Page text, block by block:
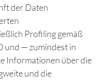
der Daten
Profiling gemäß
und — zumindest in
Informationen über die
und die